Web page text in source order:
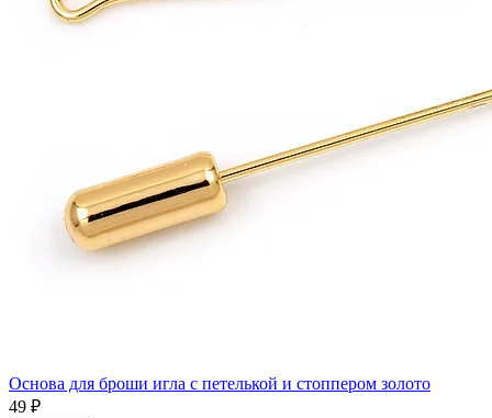
Основа для броши игла с петелькой и стоппером золото
49 ₽